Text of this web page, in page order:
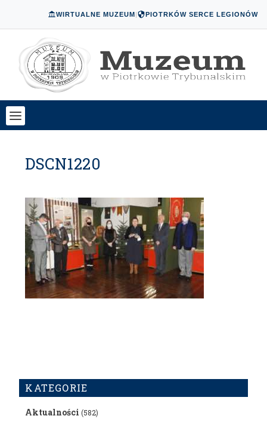
WIRTUALNE MUZEUM| PIOTRKÓW SERCE LEGIONÓW
DSCN1220
KATEGORIE
Aktualności (582)